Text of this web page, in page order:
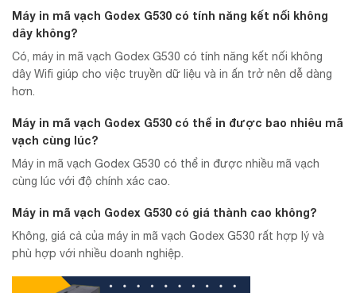
Máy in mã vạch Godex G530 có tính năng kết nối không
dây không?
Có, máy in mã vạch Godex G530 có tính năng kết nối không
dây Wifi giúp cho việc truyền dữ liệu và in ấn trở nên dễ dàng
hơn.
Máy in mã vạch Godex G530 có thể in được bao nhiêu mã
vạch cùng lúc?
Máy in mã vạch Godex G530 có thể in được nhiều mã vạch
cùng lúc với độ chính xác cao.
Máy in mã vạch Godex G530 có giá thành cao không?
Không, giá cả của máy in mã vạch Godex G530 rất hợp lý và
phù hợp với nhiều doanh nghiệp.